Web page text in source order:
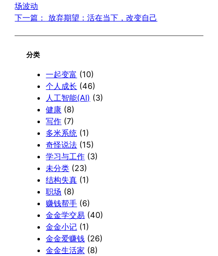
场波动
下一篇：
放弃期望：活在当下，改变自己
分类
一起变富 (10)
个人成长 (46)
人工智能(AI) (3)
健康 (8)
写作 (7)
多米系统 (1)
奇怪说法 (15)
学习与工作 (3)
未分类 (23)
结构失真 (1)
职场 (8)
赚钱帮手 (6)
金金学交易 (40)
金金小记 (1)
金金爱赚钱 (26)
金金生活家 (8)